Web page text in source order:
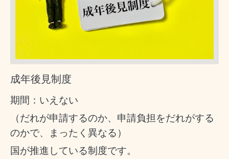
成年後見制度
期間：いえない
（だれが申請するのか、申請負担をだれがする
のかで、まったく異なる）
国が推進している制度です。